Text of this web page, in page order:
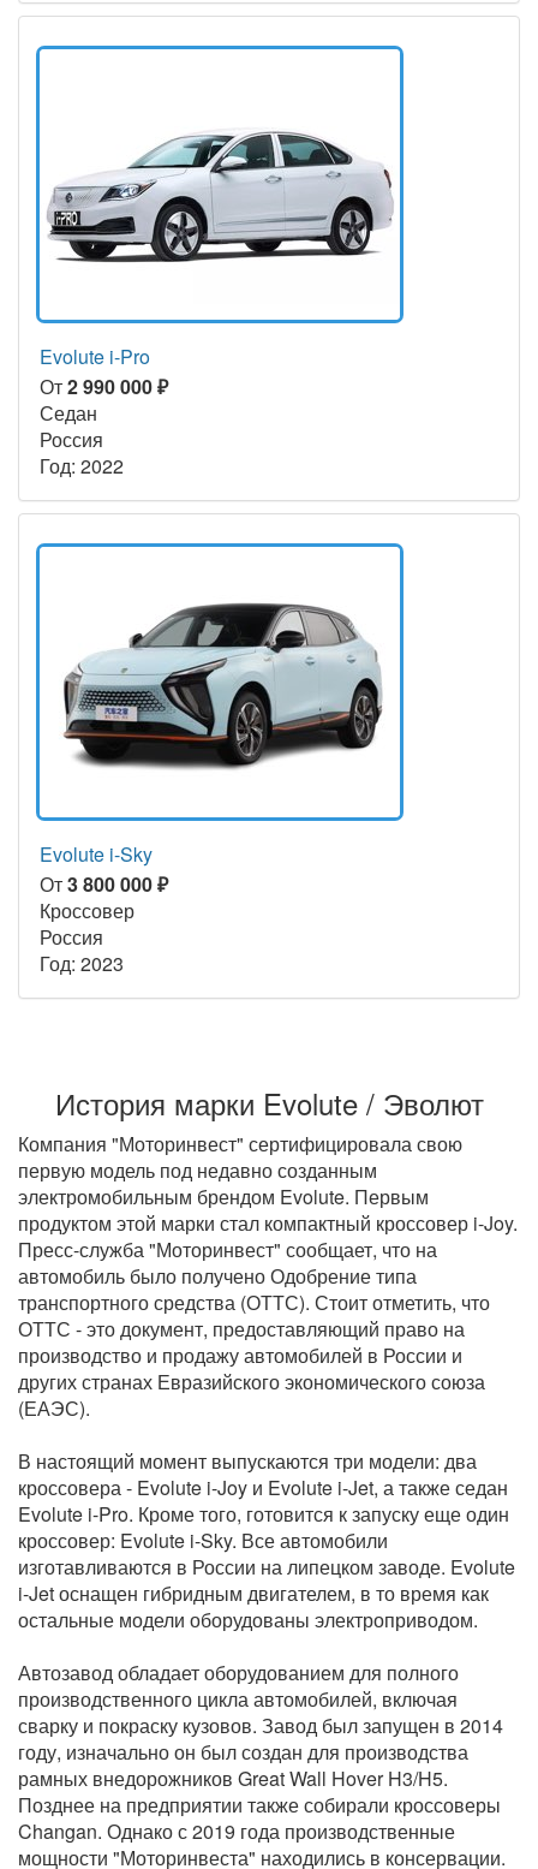
Evolute i-Pro
От2 990 000 ₽
Седан
Россия
Год: 2022
Evolute i-Sky
От3 800 000 ₽
Кроссовер
Россия
Год: 2023
История марки Evolute / Эволют
Компания "Моторинвест" сертифицировала свою
первую модель под недавно созданным
электромобильным брендом Evolute. Первым
продуктом этой марки стал компактный кроссовер i-Joy.
Пресс-служба "Моторинвест" сообщает, что на
автомобиль было получено Одобрение типа
транспортного средства (ОТТС). Стоит отметить, что
ОТТС - это документ, предоставляющий право на
производство и продажу автомобилей в России и
других странах Евразийского экономического союза
(ЕАЭС).
В настоящий момент выпускаются три модели: два
кроссовера - Evolute i-Joy и Evolute i-Jet, а также седан
Evolute i-Pro. Кроме того, готовится к запуску еще один
кроссовер: Evolute i-Sky. Все автомобили
изготавливаются в России на липецком заводе. Evolute
i-Jet оснащен гибридным двигателем, в то время как
остальные модели оборудованы электроприводом.
Автозавод обладает оборудованием для полного
производственного цикла автомобилей, включая
сварку и покраску кузовов. Завод был запущен в 2014
году, изначально он был создан для производства
рамных внедорожников Great Wall Hover H3/H5.
Позднее на предприятии также собирали кроссоверы
Changan. Однако с 2019 года производственные
мощности "Моторинвеста" находились в консервации.